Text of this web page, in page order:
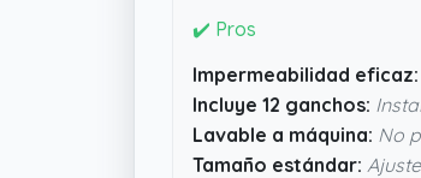
✔️ Pros
Impermeabilidad eficaz:
Incluye 12 ganchos:
Lavable a máquina: No
Tamaño estándar: